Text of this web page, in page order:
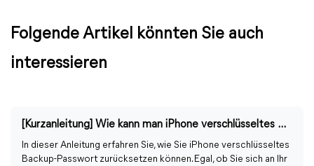
Folgende Artikel könnten Sie auch
interessieren
[Kurzanleitung] Wie kann man iPhone verschlüsseltes Backup-Passwort zurücksetzen?
In dieser Anleitung erfahren Sie, wie Sie iPhone verschlüsseltes
Backup-Passwort zurücksetzen können. Egal, ob Sie sich an Ihr